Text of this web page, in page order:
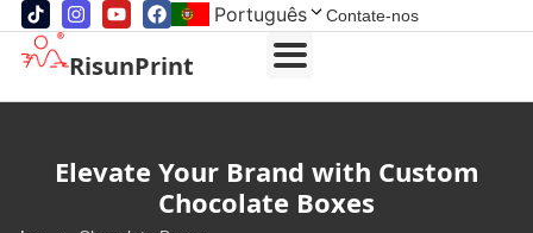
Português Contate-nos
RisunPrint
Elevate Your Brand with Custom
Chocolate Boxes